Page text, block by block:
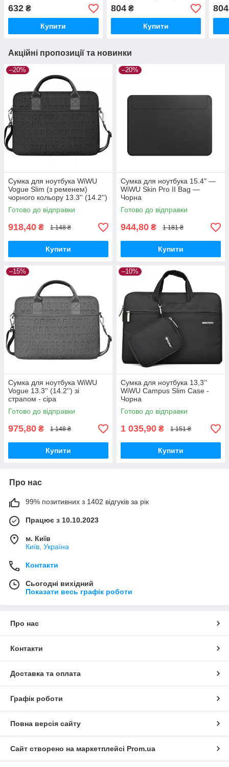
632 ₴
Купити
804₴
Купити
804
Акційні пропозиції та новинки
–20%
Сумка для ноутбука WiWU
Vogue Slim (з ременем)
чорного кольору 13.3'' (14.2'')
Готово до відправки
918,40 ₴ 1 148 ₴
Купити
–20%
Сумка для ноутбука 15.4" —
WiWU Skin Pro II Bag —
Чорна
Готово до відправки
944,80 ₴ 1 181 ₴
Купити
–15%
Сумка для ноутбука WiWU
Vogue 13.3'' (14.2'') зі
cтрапом - cіра
Готово до відправки
975,80 ₴ 1 148 ₴
Купити
–10%
Сумка для ноутбука 13,3''
WiWU Campus Slim Case -
Чорна
Готово до відправки
1 035,90 ₴ 1 151 ₴
Купити
Про нас
99% позитивних з 1402 відгуків за рік
Працює з 10.10.2023
м. Київ
Київ, Україна
Контакти
Сьогодні вихідний
Показати весь графік роботи
Про нас
Контакти
Доставка та оплата
Графік роботи
Повна версія сайту
Сайт створено на маркетплейсі Prom.ua